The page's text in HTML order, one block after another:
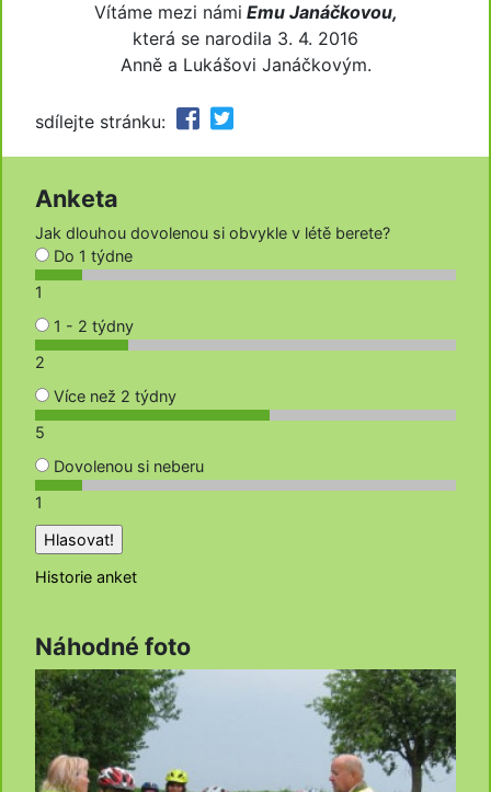
Vítáme mezi námi Emu Janáčkovou,
která se narodila 3. 4. 2016
Anně a Lukášovi Janáčkovým.
sdílejte stránku:
Anketa
Jak dlouhou dovolenou si obvykle v létě berete?
Do 1 týdne
1
1 - 2 týdny
2
Více než 2 týdny
5
Dovolenou si neberu
1
Historie anket
Náhodné foto